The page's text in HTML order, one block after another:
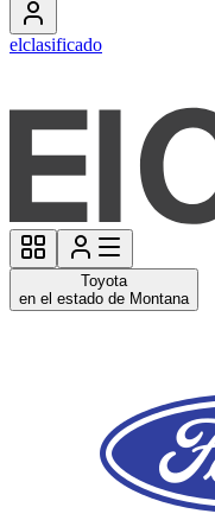
elclasificado
Toyota
en el estado de Montana